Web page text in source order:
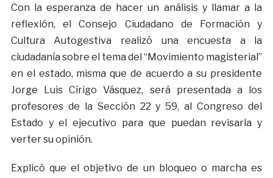
Con la esperanza de hacer un análisis y llamar a la
reflexión, el Consejo Ciudadano de Formación y
Cultura Autogestiva realizó una encuesta a la
ciudadanía sobre el tema del “Movimiento magisterial”
en el estado, misma que de acuerdo a su presidente
Jorge Luis Círigo Vásquez, será presentada a los
profesores de la Sección 22 y 59, al Congreso del
Estado y el ejecutivo para que puedan revisarla y
verter su opinión.
Explicó que el objetivo de un bloqueo o marcha es